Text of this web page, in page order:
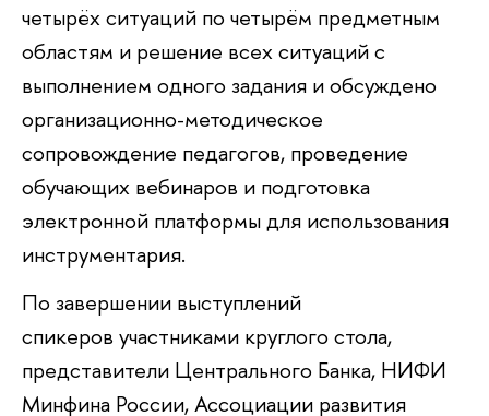
четырёх ситуаций по четырём предметным
областям и решение всех ситуаций с
выполнением одного задания и обсуждено
организационно-методическое
сопровождение педагогов, проведение
обучающих вебинаров и подготовка
электронной платформы для использования
инструментария.
По завершении выступлений
спикеров участниками круглого стола,
представители Центрального Банка, НИФИ
Минфина России, Ассоциации развития